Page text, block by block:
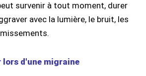
survenir à tout moment, durer
avec la lumière, le bruit, les
d'une migraine